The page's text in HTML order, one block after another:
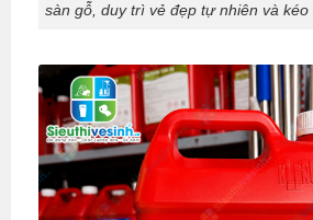
sàn gỗ, duy trì vẻ đẹp tự nhiên và kéo